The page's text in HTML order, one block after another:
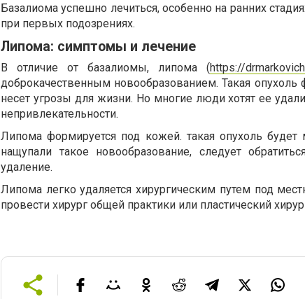
Базалиома успешно лечиться, особенно на ранних
при первых подозрениях.
Липома: симптомы и лечение
В отличие от базалиомы, липома (https://
доброкачественным новообразованием. Такая
несет угрозы для жизни. Но многие люди хотят ее
непривлекательности.
Липома формируется под кожей. такая опухоль
нащупали такое новообразование, следует
удаление.
Липома легко удаляется хирургическим путем под
провести хирург общей практики или пластический